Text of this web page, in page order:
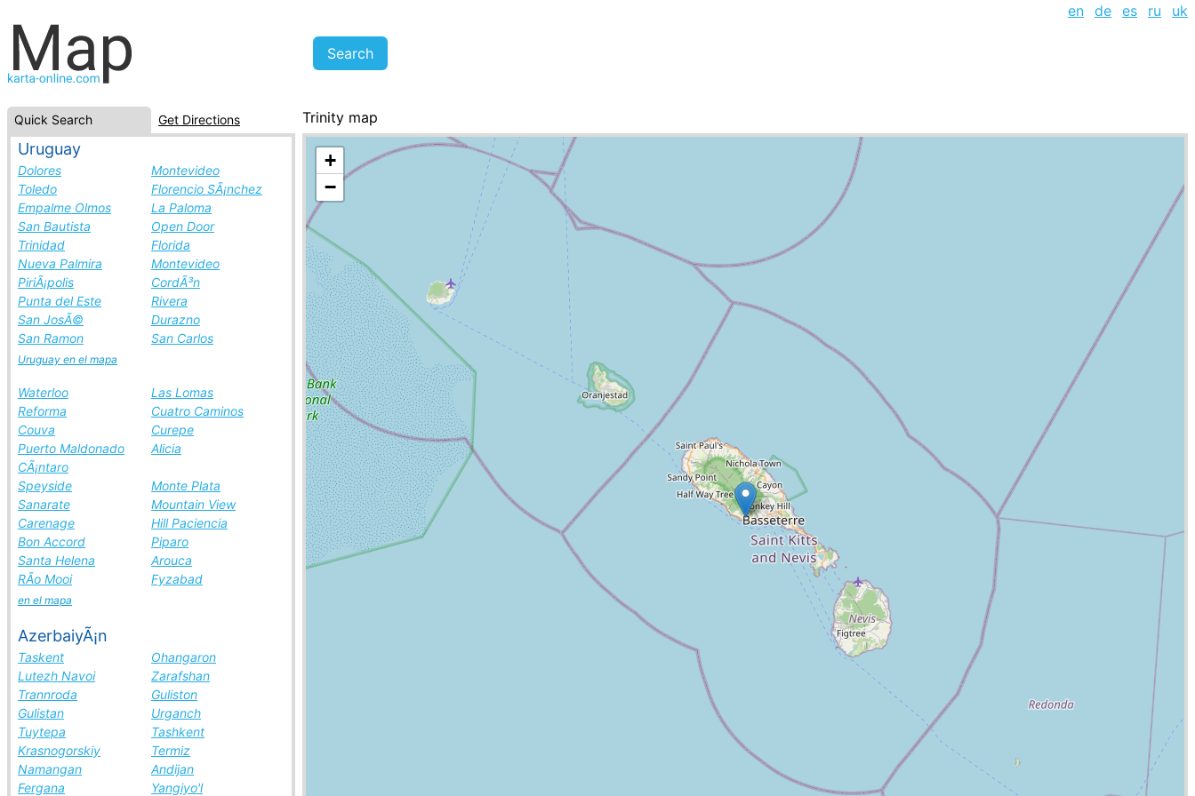
en de es ru uk
Quick Search Get Directions
Uruguay
Dolores
Montevideo
Toledo
Florencio SÃ¡nchez
Empalme Olmos
La Paloma
San Bautista
Open Door
Trinidad
Florida
Nueva Palmira
Montevideo
PiriÃ¡polis
CordÃ³n
Punta del Este
Rivera
San JosÃ©
Durazno
San Ramon
San Carlos
Uruguay en el mapa
Waterloo
Las Lomas
Reforma
Cuatro Caminos
Couva
Curepe
Puerto Maldonado
CÃ¡ntaro
Alicia
Speyside
Monte Plata
Sanarate
Mountain View
Carenage
Hill Paciencia
Bon Accord
Piparo
Santa Helena
Arouca
RÃ­o Mooi
Fyzabad
en el mapa
AzerbaiyÃ¡n
Taskent
Ohangaron
Lutezh Navoi
Zarafshan
Trannroda
Guliston
Gulistan
Urganch
Tuytepa
Tashkent
Krasnogorskiy
Termiz
Namangan
Andijan
Fergana
Yangiyo'l
Trinity map
Saint Kitts and Nevis, cities list
+
−